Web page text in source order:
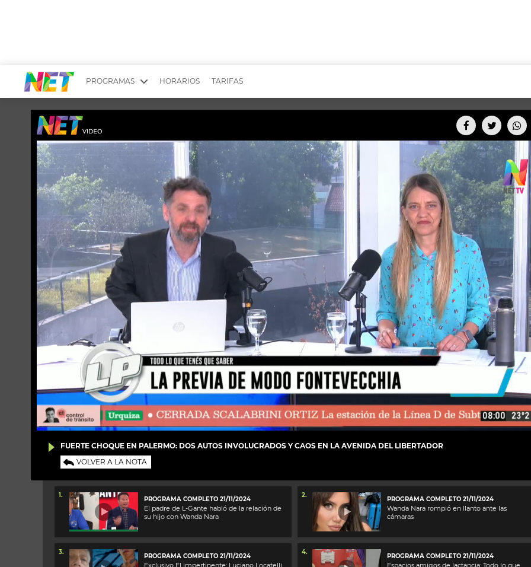
PROGRAMAS
YUYITO A LA TARDE
EMPRENDI2
LONGOBARDI
QUÉ TE PASA
EL OLIVO BLANCO
TU LUGAR IDEAL
CHICHE EN VIVO
DR. BEAUTY
EL SEÑOR DE LOS CIELOS
ARGENTINOS X ARGENTINA
CARAS Y NEGOCIOS
SCOUTING PARA UN CAMBIO
INTELEXIS TV
HAIR RECOVERY
GOSSIP
ENTROMETIDOS EN LA TELE
ENTRE NOS
MODO FONTEVECCHIA
PERIODISMO PURO
REPERFILAR
CINE NET
TODOS PODEMOS
PARES DE COMEDIA
FIESTAS ARGENTINAS
BELLEZA FASHION
FULL FACE TV
DESAFÍO 10 AÑOS
AGENDA
HORARIOS TARIFAS
FUERTE CHOQUE EN PALERMO: DOS AUTOS INVOLUCRADOS Y CAOS EN LA AVENIDA DEL LIBERTADOR
VOLVER A LA NOTA
1.
PROGRAMA COMPLETO 21/11/2024
El padre de L-Gante habló de la relación de
su hijo con Wanda Nara
2.
PROGRAMA COMPLETO 21/11/2024
Wanda Nara rompió en llanto ante las
cámaras
3.
PROGRAMA COMPLETO 21/11/2024
Exclusivo El impertinente: Luciano Locatelli
4.
PROGRAMA COMPLETO 21/11/2024
Espacios amigos de lactancia: Todo lo que